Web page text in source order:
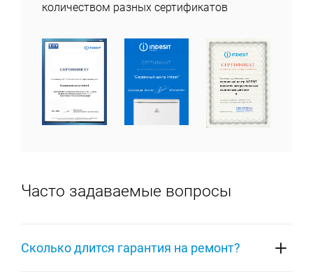
количеством разных сертификатов
Часто задаваемые вопросы
Сколько длится гарантия на ремонт?